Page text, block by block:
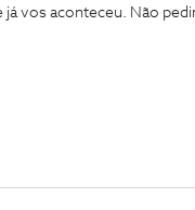
já vos aconteceu. Não